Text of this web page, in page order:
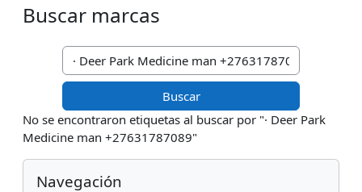
Buscar marcas
Buscar marcas
No se encontraron etiquetas al buscar por "· Deer Park
Medicine man +27631787089"
Bloques
Salta Navegación
Navegación